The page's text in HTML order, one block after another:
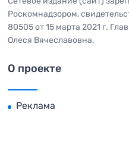
Роскомнадзором,
80505 от 15 марта 2021 г.
Олеся Вячеславовна.
О проекте
Реклама